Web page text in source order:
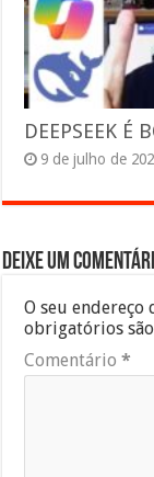
DEEPSEEK É
9 de julho de
Deixe um
O seu endereço
obrigatórios
Comentário*